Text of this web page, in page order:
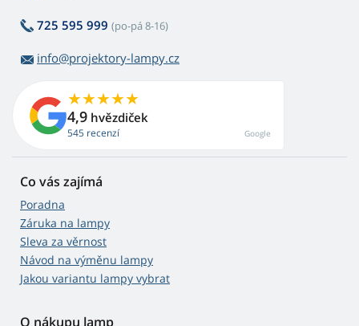
725 595 999 (po-pá 8-16)
info@projektory-lampy.cz
4,9 hvězdiček
545 recenzí Google
Co vás zajímá
Poradna
Záruka na lampy
Sleva za věrnost
Návod na výměnu lampy
Jakou variantu lampy vybrat
O nákupu lamp